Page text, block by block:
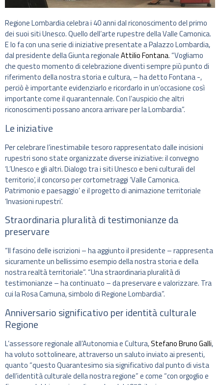
Regione Lombardia celebra i 40 anni dal riconoscimento del primo
dei suoi siti Unesco. Quello dell’arte rupestre della Valle Camonica.
E lo fa con una serie di iniziative presentate a Palazzo Lombardia,
dal presidente della Giunta regionaleAttilio Fontana. “Vogliamo
che questo momento di celebrazione diventi sempre più punto di
riferimento della nostra storia e cultura, – ha detto Fontana -,
perciò è importante evidenziarlo e ricordarlo in un’occasione così
importante come il quarantennale. Con l’auspicio che altri
riconoscimenti possano ancora arrivare per la Lombardia”.
Le iniziative
Per celebrare l’inestimabile tesoro rappresentato dalle incisioni
rupestri sono state organizzate diverse iniziative: il convegno
‘L’Unesco e gli altri. Dialogo tra i siti Unesco e beni culturali del
territorio’, il concorso per cortometraggi ‘Valle Camonica.
Patrimonio e paesaggio’ e il progetto di animazione territoriale
‘Invasioni rupestri’.
Straordinaria pluralità di testimonianze da
preservare
“Il fascino delle iscrizioni – ha aggiunto il presidente – rappresenta
sicuramente un bellissimo esempio della nostra storia e della
nostra realtà territoriale”. “Una straordinaria pluralità di
testimonianze – ha continuato – da preservare e valorizzare. Tra
cui la Rosa Camuna, simbolo di Regione Lombardia”.
Anniversario significativo per identità culturale
Regione
L’assessore regionale all’Autonomia e Cultura,Stefano Bruno Galli,
ha voluto sottolineare, attraverso un saluto inviato ai presenti,
quanto “questo Quarantesimo sia significativo dal punto di vista
dell’identità culturale della nostra regione” e come “con orgoglio e